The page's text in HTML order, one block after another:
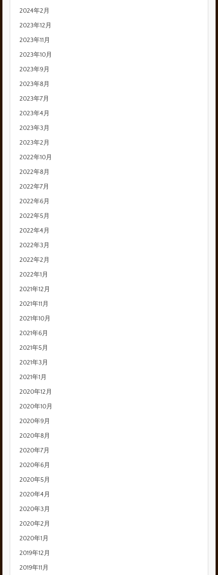
2024年2月
2023年12月
2023年11月
2023年10月
2023年9月
2023年8月
2023年7月
2023年4月
2023年3月
2023年2月
2022年10月
2022年8月
2022年7月
2022年6月
2022年5月
2022年4月
2022年3月
2022年2月
2022年1月
2021年12月
2021年11月
2021年10月
2021年6月
2021年5月
2021年3月
2021年1月
2020年12月
2020年10月
2020年9月
2020年8月
2020年7月
2020年6月
2020年5月
2020年4月
2020年3月
2020年2月
2020年1月
2019年12月
2019年11月